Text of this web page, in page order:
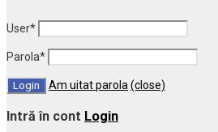
User*
Parola*
Am uitat parola (close)
Intră în cont Login